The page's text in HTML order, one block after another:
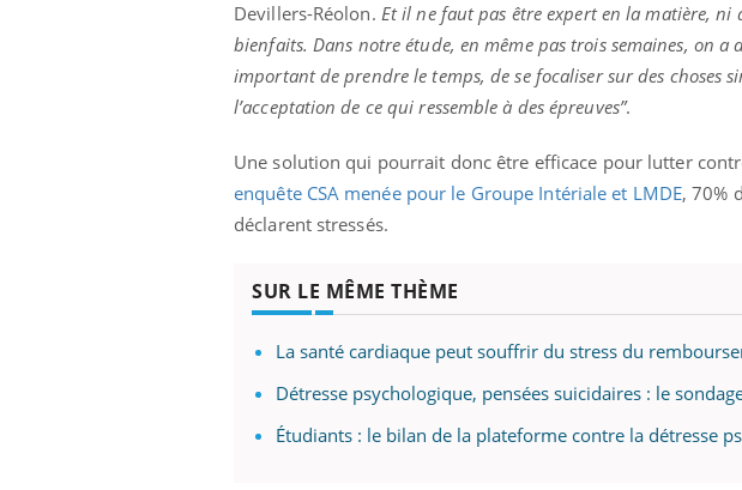
Devillers-Réolon. Et il ne faut pas être expert en la matière,
bienfaits. Dans notre étude, en même pas trois semaines, on
important de prendre le temps, de se focaliser sur des choses
l’acceptation de ce qui ressemble à des épreuves”.
Une solution qui pourrait donc être efficace pour lutter
enquête CSA menée pour le Groupe Intériale et LMDE, 70%
déclarent stressés.
SUR LE MÊME THÈME
La santé cardiaque peut souffrir du stress du
Détresse psychologique, pensées suicidaires : le
Étudiants : le bilan de la plateforme contre la détresse
Eczéma Chronique des Mains :
expliquer ma maladieYoutube
Il y a des sujets qui sont faciles à aborder...
d'autres non ! D'un côté, poser des
questions sur la maladie d'un proche c'est
Youtube
Carence en fer :
prévenirYoutube
Fatigue, irritabilité,
même alopécie… Les